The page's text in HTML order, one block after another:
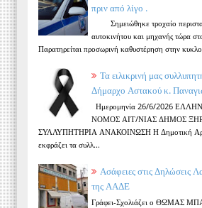
πριν από λίγο .
Σημειώθηκε τροχαίο
αυτοκινήτου και μηχανής τώρα
Παρατηρείται προσωρινή καθυστέρηση στην
Τα ειλικρινή μας
Δήμαρχο Αστακού κ.
Ημερομηνία 26/6/2026
ΝΟΜΟΣ ΑΙΤ/ΝΙΑΣ ΔΗΜΟΣ
ΣΥΛΛΥΠΗΤΗΡΙΑ ΑΝΑΚΟΙΝΩΣΗ Η Δημοτική
εκφράζει τα συλλ...
Ασάφειες στις Δηλώσεις
της ΑΑΔΕ
Γράφει-Σχολιάζει ο ΘΩΜΑΣ